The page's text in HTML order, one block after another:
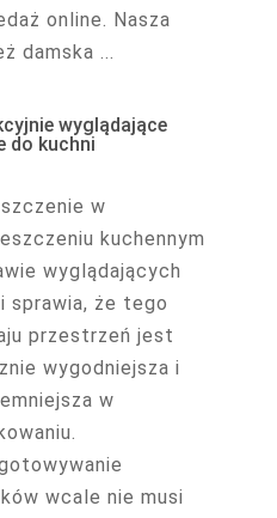
online. Nasza
damska ...
wyglądające
do kuchni
w
kuchennym
wyglądających
sprawia, że tego
przestrzeń jest
wygodniejsza i
w
wcale nie musi